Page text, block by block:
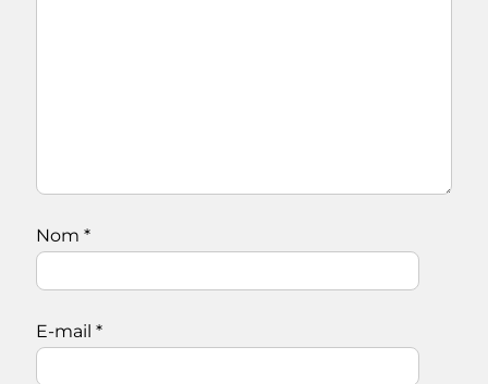
Nom *
E-mail *